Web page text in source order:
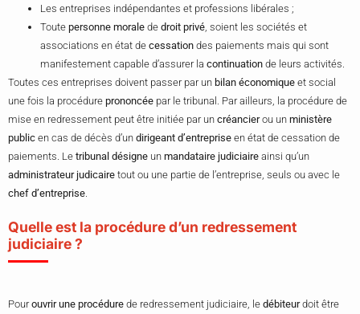
Les entreprises indépendantes et professions libérales ;
Toute personne morale de droit privé, soient les sociétés et
associations en état de cessation des paiements mais qui sont
manifestement capable d’assurer la continuation de leurs activités.
Toutes ces entreprises doivent passer par un bilan économique et social
une fois la procédure prononcée par le tribunal. Par ailleurs, la procédure de
mise en redressement peut être initiée par un créancierou un ministère
public en cas de décès d’un dirigeant d’entreprise en état de cessation de
paiements. Le tribunal désigne un mandataire judiciaire ainsi qu’un
administrateur judicaire tout ou une partie de l’entreprise, seuls ou avec le
chef d’entreprise.
Quelle est la procédure d’un redressement
judiciaire ?
Pourouvrir une procédure de redressement judiciaire, le débiteurdoit être